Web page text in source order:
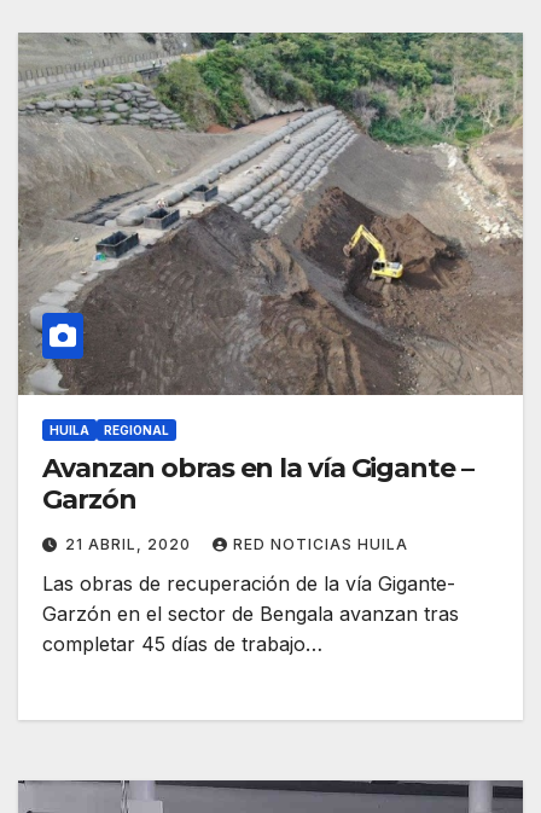
HUILA REGIONAL
Avanzan obras en la vía Gigante –
Garzón
21 ABRIL, 2020 RED NOTICIAS HUILA
Las obras de recuperación de la vía Gigante-
Garzón en el sector de Bengala avanzan tras
completar 45 días de trabajo…